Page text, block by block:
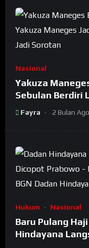
Nasional
Yakuza
Sebulan Berdiri
Bongkar Oknum
Fayra 2 Bulan Ago
Hukum Nasional
Baru Pulang
Hindayana